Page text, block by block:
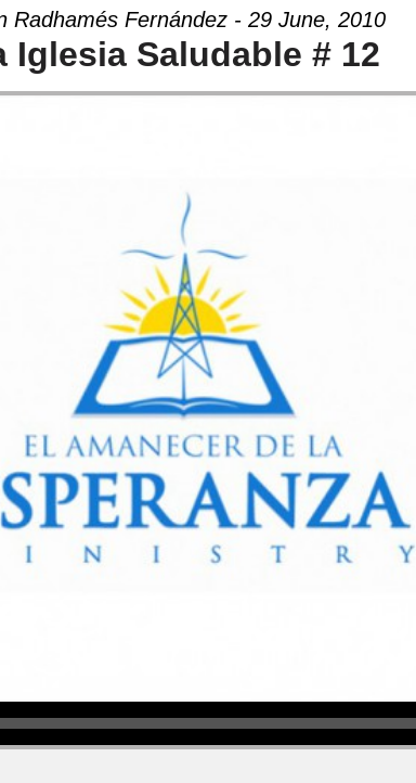
Radhamés Fernández - 29 June, 2010
Iglesia Saludable # 12